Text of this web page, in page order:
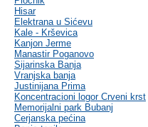
Hisar
Elektrana u Sićevu
Kale - Krševica
Kanjon Jerme
Manastir Poganovo
Sijarinska Banja
Vranjska banja
Justinijana Prima
Koncentracioni logor Crveni krst
Memorijalni park Bubanj
Cerjanska pećina